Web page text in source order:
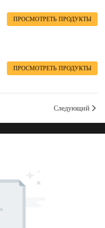
ПРОСМОТРЕТЬ ПРОДУКТЫ
ПРОСМОТРЕТЬ ПРОДУКТЫ
Следующий